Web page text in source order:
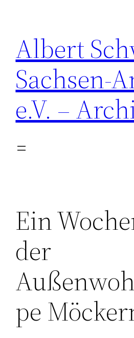
springen
Albert
Sachsen-
e.V. –
Ein
der
pe